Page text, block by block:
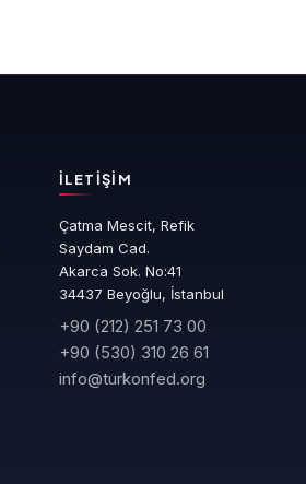
İLETIŞIM
Çatma Mescit, Refik
Saydam Cad.
Akarca Sok. No:41
34437 Beyoğlu, İstanbul
+90 (212) 251 73 00
+90 (530) 310 26 61
info@turkonfed.org